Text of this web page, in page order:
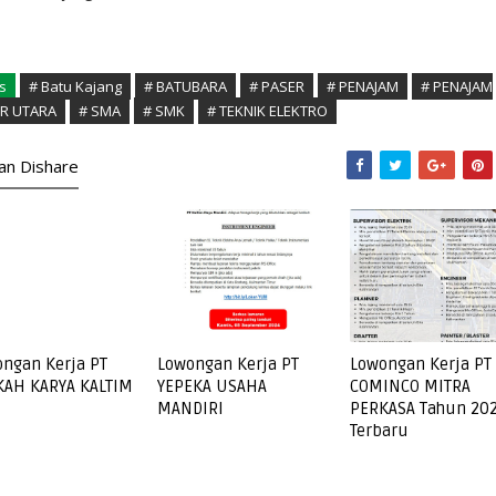
# Batu Kajang # BATUBARA # PASER # PENAJAM
# PENAJAM
UTARA
# SMA # SMK # TEKNIK ELEKTRO
Dishare
Kerja PT
KARYA KALTIM
Lowongan Kerja PT
YEPEKA USAHA
MANDIRI
Lowongan Kerja PT
COMINCO MITRA
PERKASA Tahun
Terbaru